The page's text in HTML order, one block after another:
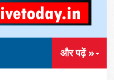
और पढ़ें »